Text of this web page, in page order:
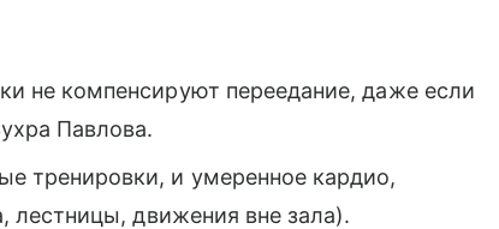
не компенсируют переедание, даже если
Павлова.
тренировки, и умеренное кардио,
лестницы, движения вне зала).